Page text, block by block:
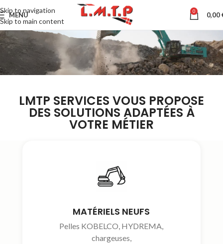
Skip to navigation
Skip to main content
MENU 0 0,00
LMTP SERVICES VOUS PROPOSE
DES SOLUTIONS ADAPTÉES À
VOTRE MÉTIER
MATÉRIELS NEUFS
Pelles KOBELCO, HYDREMA,
chargeuses,